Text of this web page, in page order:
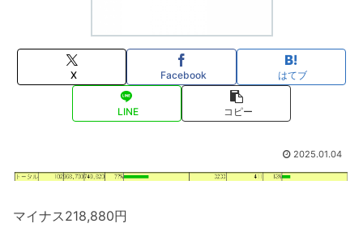
X Facebook はてブ
LINE コピー
2025.01.04
マイナス218,880円